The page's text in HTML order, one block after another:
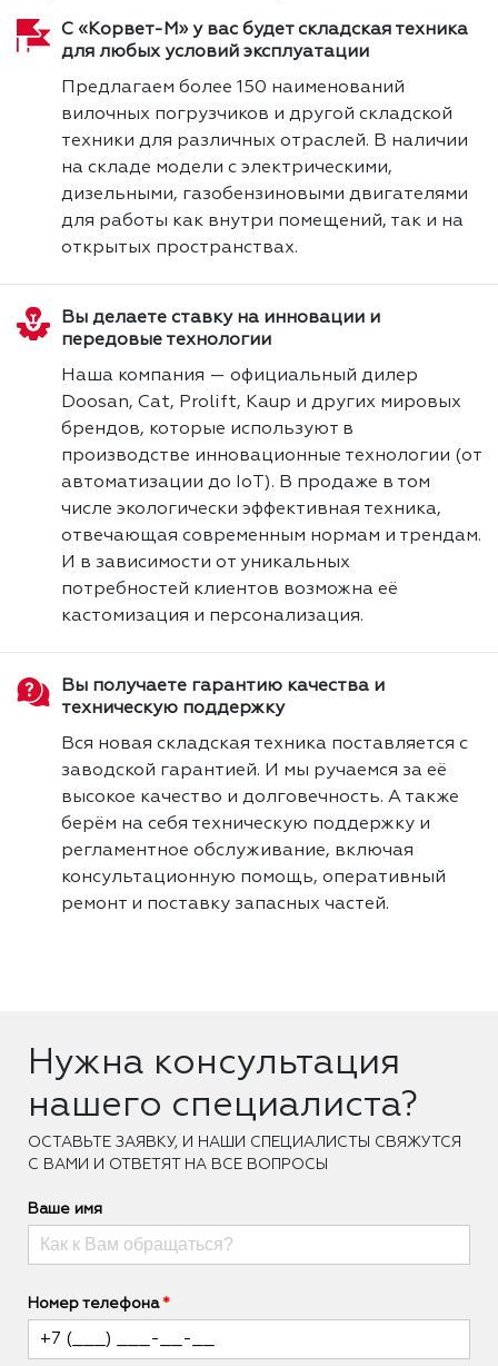
С «Корвет-М» у вас будет складская техника
для любых условий эксплуатации
Предлагаем более 150 наименований
вилочных погрузчиков и другой складской
техники для различных отраслей. В наличии
на складе модели с электрическими,
дизельными, газобензиновыми двигателями
для работы как внутри помещений, так и на
открытых пространствах.
Вы делаете ставку на инновации и
передовые технологии
Наша компания — официальный дилер
Doosan, Cat, Prolift, Kaup и других мировых
брендов, которые используют в
производстве инновационные технологии (от
автоматизации до IoT). В продаже в том
числе экологически эффективная техника,
отвечающая современным нормам и трендам.
И в зависимости от уникальных
потребностей клиентов возможна её
кастомизация и персонализация.
Вы получаете гарантию качества и
техническую поддержку
Вся новая складская техника поставляется с
заводской гарантией. И мы ручаемся за её
высокое качество и долговечность. А также
берём на себя техническую поддержку и
регламентное обслуживание, включая
консультационную помощь, оперативный
ремонт и поставку запасных частей.
Нужна консультация
нашего специалиста?
ОCТАВЬТЕ ЗАЯВКУ, И НАШИ СПЕЦИАЛИСТЫ СВЯЖУТСЯ
С ВАМИ И ОТВЕТЯТ НА ВСЕ ВОПРОСЫ
Ваше имя
Номер телефона